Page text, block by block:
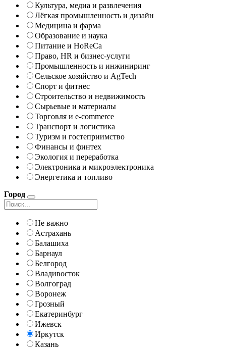
Культура, медиа и развлечения
Лёгкая промышленность и дизайн
Медицина и фарма
Образование и наука
Питание и HoReCa
Право, HR и бизнес-услуги
Промышленность и инжиниринг
Сельское хозяйство и AgTech
Спорт и фитнес
Строительство и недвижимость
Сырьевые и материалы
Торговля и e-commerce
Транспорт и логистика
Туризм и гостеприимство
Финансы и финтех
Экология и переработка
Электроника и микроэлектроника
Энергетика и топливо
Город
Не важно
Астрахань
Балашиха
Барнаул
Белгород
Владивосток
Волгоград
Воронеж
Грозный
Екатеринбург
Ижевск
Иркутск
Казань